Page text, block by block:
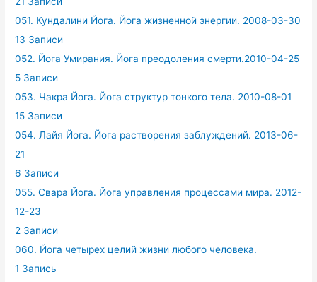
051. Кундалини Йога. Йога жизненной энергии. 2008-03-30
13 Записи
052. Йога Умирания. Йога преодоления смерти.2010-04-25
5 Записи
053. Чакра Йога. Йога структур тонкого тела. 2010-08-01
15 Записи
054. Лайя Йога. Йога растворения заблуждений. 2013-06-
21
6 Записи
055. Свара Йога. Йога управления процессами мира. 2012-
12-23
2 Записи
060. Йога четырех целий жизни любого человека.
1 Запись